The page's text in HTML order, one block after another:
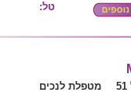
טל:
מטפלת לנכים